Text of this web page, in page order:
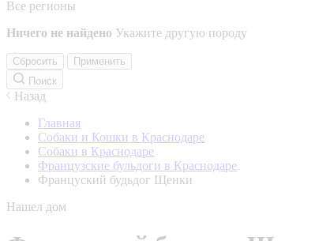
Все регионы
Ничего не найдено Укажите другую породу
Сбросить
Применить
Поиск
Назад
Главная
Собаки и Кошки в Краснодаре
Собаки в Краснодаре
Французские бульдоги в Краснодаре
Француский будьдог Щенки
Нашел дом